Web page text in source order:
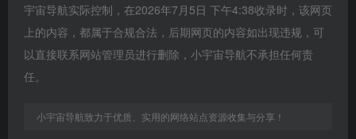
宇宙导航实际控制，在2026年7月5日 下午4:38收录时，该网页
上的内容，都属于合规合法，后期网页的内容如出现违规，可
以直接联系网站管理员进行删除，小宇宙导航不承担任何责
任。
小宇宙导航致力于优质、实用的网络站点资源收集与分享！